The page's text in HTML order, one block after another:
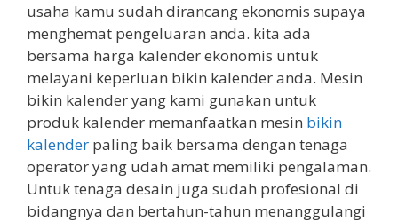
usaha kamu sudah dirancang ekonomis supaya
menghemat pengeluaran anda. kita ada
bersama harga kalender ekonomis untuk
melayani keperluan bikin kalender anda. Mesin
bikin kalender yang kami gunakan untuk
produk kalender memanfaatkan mesin bikin
kalender paling baik bersama dengan tenaga
operator yang udah amat memiliki pengalaman.
Untuk tenaga desain juga sudah profesional di
bidangnya dan bertahun-tahun menanggulangi